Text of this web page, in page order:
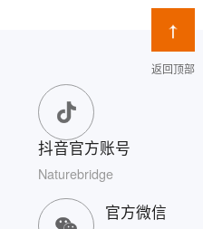
抖音官方账号
Naturebridge
官方微信
返回顶部